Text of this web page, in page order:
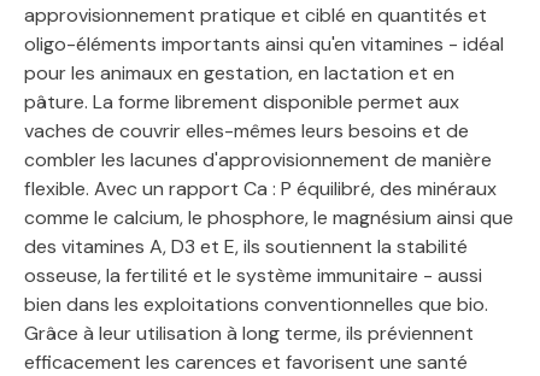
approvisionnement pratique et ciblé en quantités et
oligo-éléments importants ainsi qu'en vitamines - idéal
pour les animaux en gestation, en lactation et en
pâture. La forme librement disponible permet aux
vaches de couvrir elles-mêmes leurs besoins et de
combler les lacunes d'approvisionnement de manière
flexible. Avec un rapport Ca : P équilibré, des minéraux
comme le calcium, le phosphore, le magnésium ainsi que
des vitamines A, D3 et E, ils soutiennent la stabilité
osseuse, la fertilité et le système immunitaire - aussi
bien dans les exploitations conventionnelles que bio.
Grâce à leur utilisation à long terme, ils préviennent
efficacement les carences et favorisent une santé